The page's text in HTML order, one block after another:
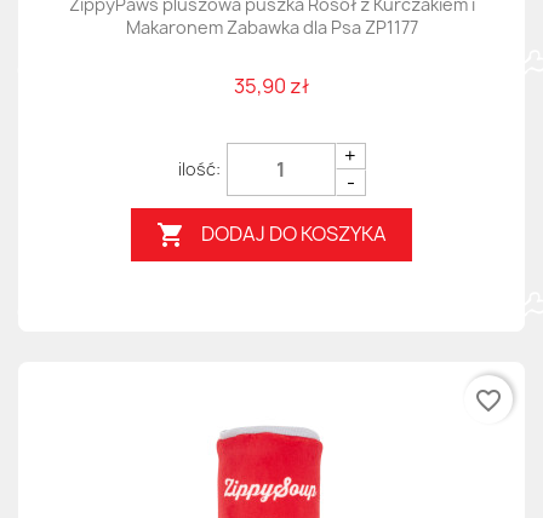
Makaronem Zabawka dla Psa ZP1177
35,90 zł
+
-
 DODAJ DO KOSZYKA
favorite_border